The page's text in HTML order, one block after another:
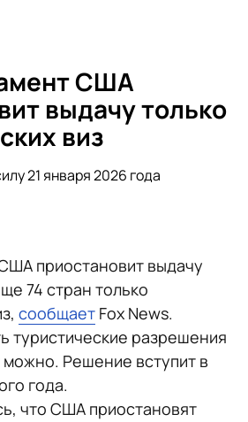
США
выдачу только
виз
21 января 2026 года
приостановит выдачу
74 стран только
сообщает Fox News.
туристические разрешения
можно. Решение вступит в
года.
что США приостановят